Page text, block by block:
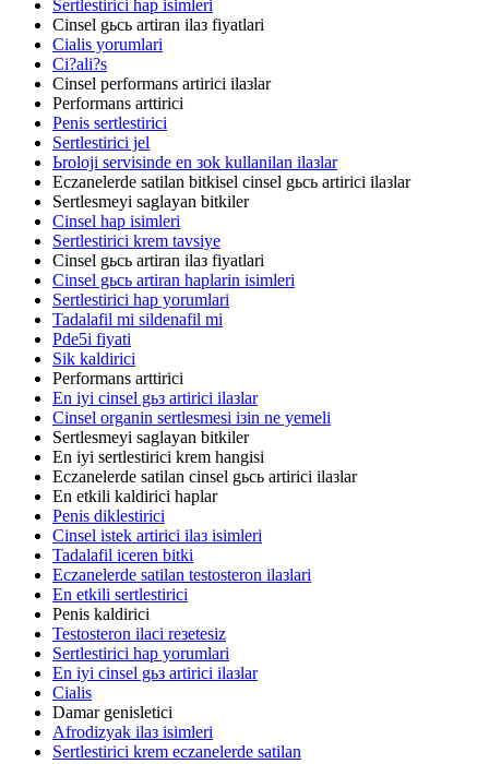
Sertlestirici hap isimleri
Cinsel gьcь artiran ilaз fiyatlari
Cialis yorumlari
Ci?ali?s
Cinsel performans artirici ilaзlar
Performans arttirici
Penis sertlestirici
Sertlestirici jel
Ьroloji servisinde en зok kullanilan ilaзlar
Eczanelerde satilan bitkisel cinsel gьcь artirici ilaзlar
Sertlesmeyi saglayan bitkiler
Cinsel hap isimleri
Sertlestirici krem tavsiye
Cinsel gьcь artiran ilaз fiyatlari
Cinsel gьcь artiran haplarin isimleri
Sertlestirici hap yorumlari
Tadalafil mi sildenafil mi
Pde5i fiyati
Sik kaldirici
Performans arttirici
En iyi cinsel gьз artirici ilaзlar
Cinsel organin sertlesmesi iзin ne yemeli
Sertlesmeyi saglayan bitkiler
En iyi sertlestirici krem hangisi
Eczanelerde satilan cinsel gьcь artirici ilaзlar
En etkili kaldirici haplar
Penis diklestirici
Cinsel istek artirici ilaз isimleri
Tadalafil iceren bitki
Eczanelerde satilan testosteron ilaзlari
En etkili sertlestirici
Penis kaldirici
Testosteron ilaci reзetesiz
Sertlestirici hap yorumlari
En iyi cinsel gьз artirici ilaзlar
Cialis
Damar genisletici
Afrodizyak ilaз isimleri
Sertlestirici krem eczanelerde satilan